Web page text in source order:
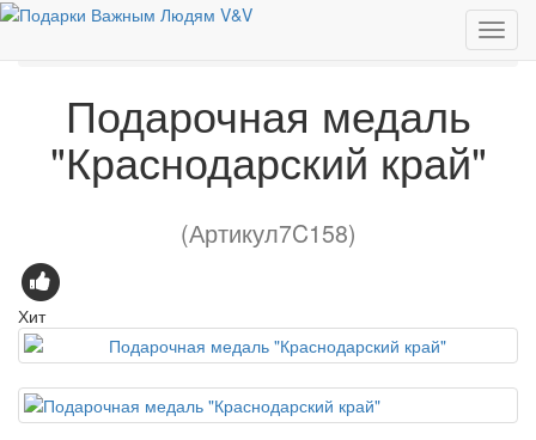
Изделия с Государственной символикой
Подарочная медаль
"Краснодарский край"
(Артикул7C158)
Хит